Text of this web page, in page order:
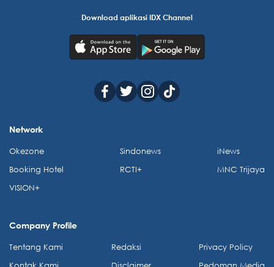
Download aplikasi IDX Channel
Network
Okezone
Booking Hotel
VISION+
Sindonews
RCTI+
iNews
MNC Trijaya
Company Profile
Tentang Kami
Redaksi
Privacy Policy